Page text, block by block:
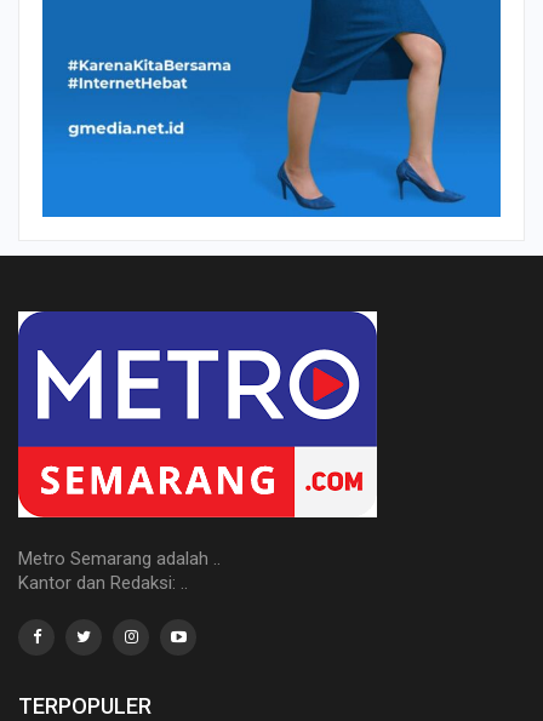
Metro Semarang adalah ..
Kantor dan Redaksi: ..
TERPOPULER